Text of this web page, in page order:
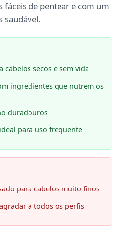
fáceis de pentear e com um
saudável.
cabelos secos e sem vida
ingredientes que nutrem os
duradouros
para uso frequente
para cabelos muito finos
a todos os perfis